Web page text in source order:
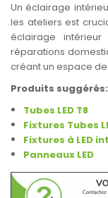
Un éclairage
les ateliers est
éclairage
réparations
créant un espace
Produits suggérés:
Tubes LED T8
Fixtures Tubes
Fixtures à LED
Panneaux LED